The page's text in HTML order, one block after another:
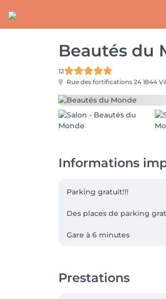
Beautés du
12
Rue des fortifications 24 1844
Informations
Parking gratuit!!!
Des places de parking
Gare à 6 minutes
Prestations